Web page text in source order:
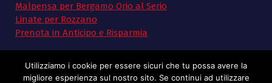
Malpensa per Bergamo Orio al Serio
Linate per Rozzano
Prenota in Anticipo e Risparmia
Utilizziamo i cookie per essere sicuri che tu possa avere la
migliore esperienza sul nostro sito. Se continui ad utilizzare